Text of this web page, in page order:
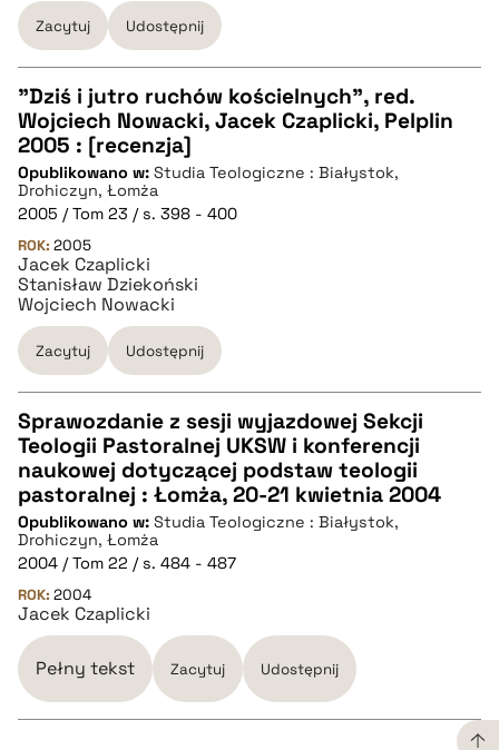
pobierz cytat
Zacytuj Udostępnij
CZYSTY TEKST
pobierz cytat
BIBTEX
pobierz cytat
"Dziś i jutro ruchów kościelnych", red.
Wojciech Nowacki, Jacek Czaplicki, Pelplin
2005 : [recenzja]
Opublikowano w: Studia Teologiczne : Białystok,
Drohiczyn, Łomża
2005 / Tom 23 / s. 398 - 400
ROK: 2005
Jacek Czaplicki
Stanisław Dziekoński
Wojciech Nowacki
Zacytuj Udostępnij
CZYSTY TEKST
pobierz cytat
BIBTEX
pobierz cytat
Sprawozdanie z sesji wyjazdowej Sekcji
Teologii Pastoralnej UKSW i konferencji
naukowej dotyczącej podstaw teologii
pastoralnej : Łomża, 20-21 kwietnia 2004
Opublikowano w: Studia Teologiczne : Białystok,
Drohiczyn, Łomża
2004 / Tom 22 / s. 484 - 487
ROK: 2004
Jacek Czaplicki
Pełny tekst Zacytuj Udostępnij